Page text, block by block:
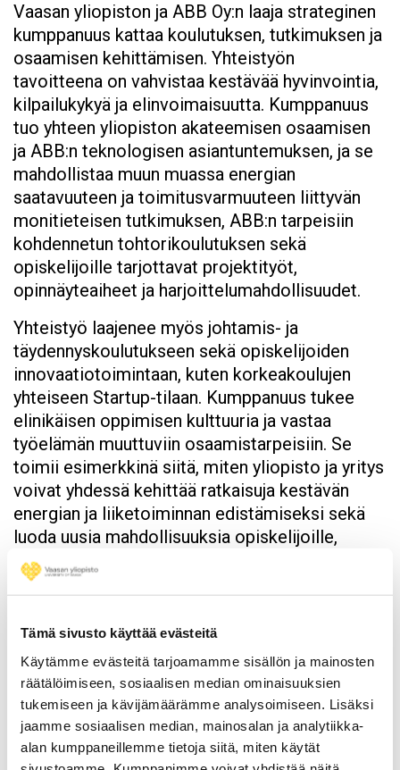
Tämä sivusto käyttää evästeitä
Käytämme evästeitä tarjoamamme sisällön ja mainosten
räätälöimiseen, sosiaalisen median ominaisuuksien
tukemiseen ja kävijämäärämme analysoimiseen. Lisäksi
jaamme sosiaalisen median, mainosalan ja analytiikka-
alan kumppaneillemme tietoja siitä, miten käytät
Vaasan yliopiston ja ABB Oy:n laaja strateginen
kumppanuus kattaa koulutuksen, tutkimuksen ja
osaamisen kehittämisen. Yhteistyön
tavoitteena on vahvistaa kestävää hyvinvointia,
kilpailukykyä ja elinvoimaisuutta. Kumppanuus
tuo yhteen yliopiston akateemisen osaamisen
ja ABB:n teknologisen asiantuntemuksen, ja se
mahdollistaa muun muassa energian
saatavuuteen ja toimitusvarmuuteen liittyvän
monitieteisen tutkimuksen, ABB:n tarpeisiin
kohdennetun tohtorikoulutuksen sekä
opiskelijoille tarjottavat projektityöt,
opinnäyteaiheet ja harjoittelumahdollisuudet.
Yhteistyö laajenee myös johtamis- ja
täydennyskoulutukseen sekä opiskelijoiden
innovaatiotoimintaan, kuten korkeakoulujen
yhteiseen Startup-tilaan. Kumppanuus tukee
elinikäisen oppimisen kulttuuria ja vastaa
työelämän muuttuviin osaamistarpeisiin. Se
toimii esimerkkinä siitä, miten yliopisto ja yritys
voivat yhdessä kehittää ratkaisuja kestävän
energian ja liiketoiminnan edistämiseksi sekä
luoda uusia mahdollisuuksia opiskelijoille,
tutkijoille ja elinkeinoelämälle.
Image
Hitachi Energy Finland